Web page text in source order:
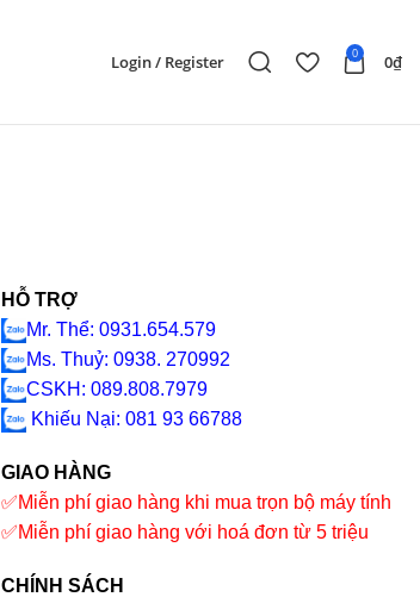
Login / Register 0 0₫
HỖ TRỢ
Mr. Thể: 0931.654.579
Ms. Thuỷ: 0938. 270992
CSKH: 089.808.7979
Khiếu Nại: 081 93 66788
GIAO HÀNG
✅Miễn phí giao hàng khi mua trọn bộ máy tính
✅Miễn phí giao hàng với hoá đơn từ 5 triệu
CHÍNH SÁCH